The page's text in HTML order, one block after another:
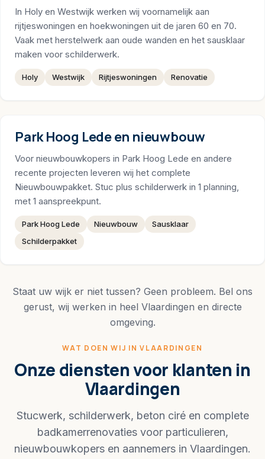
In Holy en Westwijk werken wij voornamelijk aan
rijtjeswoningen en hoekwoningen uit de jaren 60 en 70.
Vaak met herstelwerk aan oude wanden en het sausklaar
maken voor schilderwerk.
Holy Westwijk Rijtjeswoningen Renovatie
Park Hoog Lede en nieuwbouw
Voor nieuwbouwkopers in Park Hoog Lede en andere
recente projecten leveren wij het complete
Nieuwbouwpakket. Stuc plus schilderwerk in 1 planning,
met 1 aanspreekpunt.
Park Hoog Lede Nieuwbouw
Sausklaar
Schilderpakket
Staat uw wijk er niet tussen? Geen probleem. Bel ons
gerust, wij werken in heel Vlaardingen en directe
omgeving.
WAT DOEN WIJ IN VLAARDINGEN
Onze diensten voor klanten in
Vlaardingen
Stucwerk, schilderwerk, beton ciré en complete
badkamerrenovaties voor particulieren,
nieuwbouwkopers en aannemers in Vlaardingen.